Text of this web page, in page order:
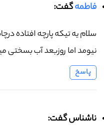
فاطمهگفت:
سلام یه تیکه پارچه افتاده
نیومد اما روزبعد آب بسختی
پاسخ
ناشناس گفت: